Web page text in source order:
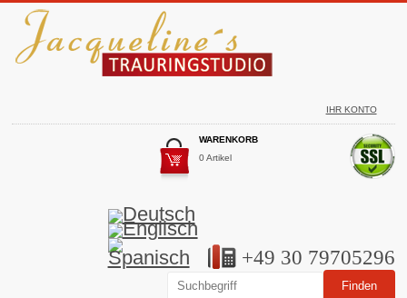
IHR KONTO
WARENKORB
0 Artikel
+49 30 79705296